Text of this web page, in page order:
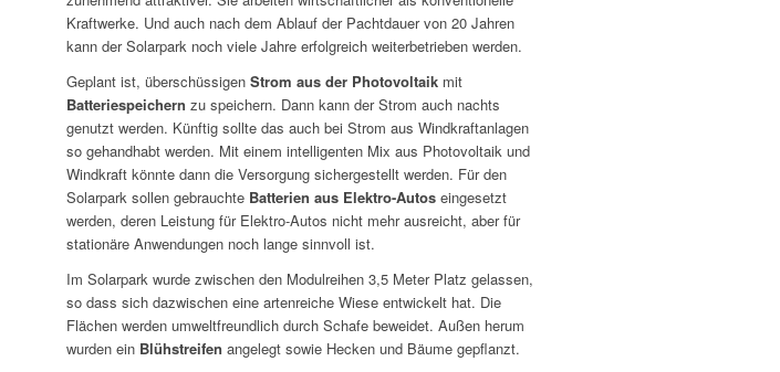
Kraftwerke. Und auch nach dem Ablauf der Pachtdauer von 20 Jahren
kann der Solarpark noch viele Jahre erfolgreich weiterbetrieben werden.
Geplant ist, überschüssigenStrom aus der Photovoltaik mit
Batteriespeichern zu speichern. Dann kann der Strom auch nachts
genutzt werden. Künftig sollte das auch bei Strom aus Windkraftanlagen
so gehandhabt werden. Mit einem intelligenten Mix aus Photovoltaik und
Windkraft könnte dann die Versorgung sichergestellt werden. Für den
Solarpark sollen gebrauchte Batterien aus Elektro-Autos eingesetzt
werden, deren Leistung für Elektro-Autos nicht mehr ausreicht, aber für
stationäre Anwendungen noch lange sinnvoll ist.
Im Solarpark wurde zwischen den Modulreihen 3,5 Meter Platz gelassen,
so dass sich dazwischen eine artenreiche Wiese entwickelt hat. Die
Flächen werden umweltfreundlich durch Schafe beweidet. Außen herum
wurden ein Blühstreifenangelegt sowie Hecken und Bäume gepflanzt.